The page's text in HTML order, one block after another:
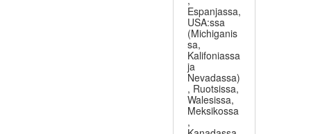
Espanjassa,
USA:ssa
(Michiganis
sa,
Kalifoniassa
ja
Nevadassa)
, Ruotsissa,
Walesissa,
Meksikossa
,